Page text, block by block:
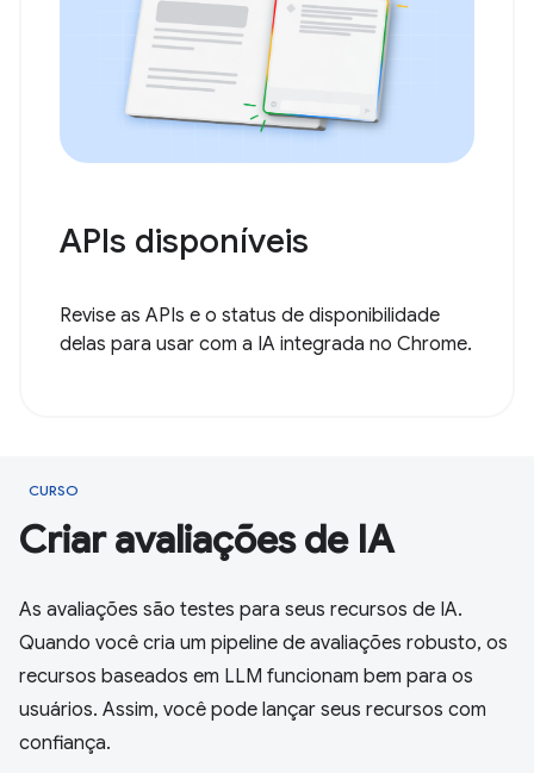
APIs disponíveis
Revise as APIs e o status de disponibilidade
delas para usar com a IA integrada no Chrome.
CURSO
Criar avaliações de IA
As avaliações são testes para seus recursos de IA.
Quando você cria um pipeline de avaliações robusto, os
recursos baseados em LLM funcionam bem para os
usuários. Assim, você pode lançar seus recursos com
confiança.